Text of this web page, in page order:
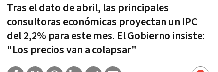
Tras el dato de abril, las principales
consultoras económicas proyectan un IPC
del 2,2% para este mes. El Gobierno insiste:
"Los precios van a colapsar"